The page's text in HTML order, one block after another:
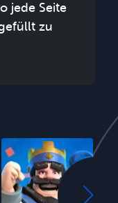
jede Seite
zu